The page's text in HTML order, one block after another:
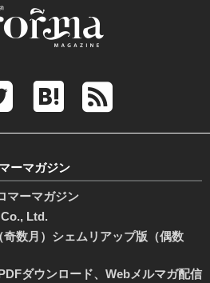
ーマガジン
マーマガジン
Ltd.
奇数月）シェムリアップ版（偶数
ダウンロード、Webメルマガ配信